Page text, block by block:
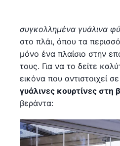
συγκολλημένα γυάλινα
στο πλάι, όπου τα
μόνο ένα πλαίσιο στην
τους. Για να το δείτε
εικόνα που αντιστοιχεί
γυάλινες κουρτίνες στη
βεράντα: